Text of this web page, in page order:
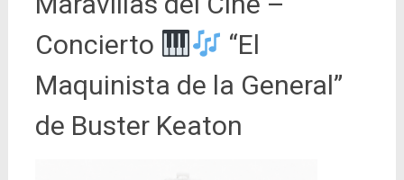
Concierto
“El
Maquinista de la General”
de Buster Keaton